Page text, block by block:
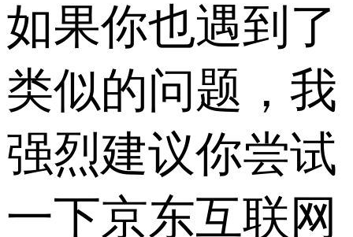
如果你也遇到了
类似的问题，我
强烈建议你尝试
一下京东互联网